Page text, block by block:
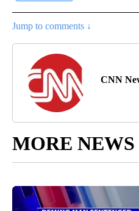
Jump to comments ↓
CNN
MORE NEWS